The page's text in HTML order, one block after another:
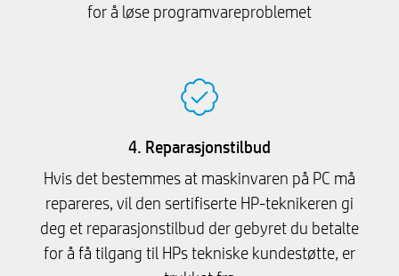
for å løse programvareproblemet
4. Reparasjonstilbud
Hvis det bestemmes at maskinvaren på PC må
repareres, vil den sertifiserte HP-teknikeren gi
deg et reparasjonstilbud der gebyret du betalte
for å få tilgang til HPs tekniske kundestøtte, er